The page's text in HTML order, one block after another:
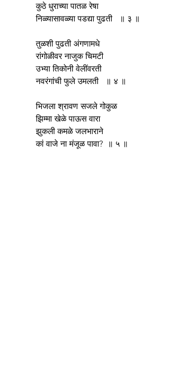
	कुठे धुराच्या पातळ रेषा
	निळ्यासावळ्या पडद्या पुढती   ॥ ३ ॥
	तुळशी पुढती अंगणामधे
	रांगोळीवर नाजुक चिमटी
	उभ्या तिकोनी वेलींवरती
	नवरंगांची फुले उमलती   ॥ ४ ॥
	भिजला श्रावण सजले गोकुळ
	झिम्मा खेळे पाऊस वारा
	झुकली कमळे जलभाराने
	कां वाजे ना मंजूळ पावा?  ॥ ५ ॥